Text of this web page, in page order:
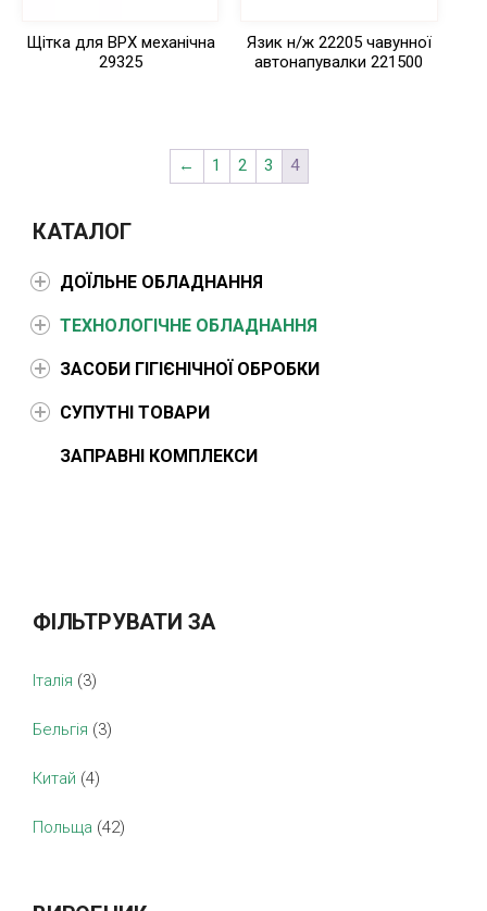
Щітка для ВРХ механічна
29325
Язик н/ж 22205 чавунної
автонапувалки 221500
← 1 2 3 4
КАТАЛОГ
ДОЇЛЬНЕ ОБЛАДНАННЯ
ТЕХНОЛОГІЧНЕ ОБЛАДНАННЯ
ЗАСОБИ ГІГІЄНІЧНОЇ ОБРОБКИ
СУПУТНІ ТОВАРИ
ЗАПРАВНІ КОМПЛЕКСИ
ФІЛЬТРУВАТИ ЗА
Італія (3)
Бельгія (3)
Китай (4)
Польща (42)